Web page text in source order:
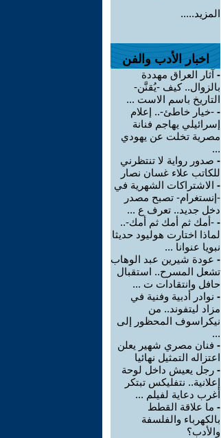
المزيد.....
اخبار الأدب والفن
- آثار العراق مهددة
بالزوال.. كيف -يُقنَّن-
التاريخ باسم الاست ...
- -خيار خاطئ-.. إعلام
إسرائيلي يهاجم فنانة
مصرية تخلت عن يهودي
...
- صدور رواية لا تنتظرني
للكاتب علاء غسان نصار
- الاشتراكات الشهرية في
-إنستغرام- تصبح مصدر
دخل جديد.. تعرف ع ...
- -أمك ثم أمك ثم أمك-..
لماذا اختارت هوليود حديثا
نبويا عنوانا ...
- عودة شيرين عبد الوهاب
تشعل المسرح.. استقبال
حافل وانتقادات ت ...
- نوادر أدبية وفنية في
مزاد ليتفوند.. من
نيكراسوف المحظور إلى
...
- فنان مصري شهير يعلن
اعتزاله التمثيل نهائيا
- رجل يعيش داخل لوحة
إعلانية.. نتفليكس تبتكر
أغرب دعاية لفيلم ...
- ما علاقة القطط
بالكهرباء والفلسفة
والأدب؟